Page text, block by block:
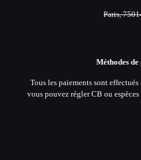
Paris,
Méthodes de
Tous les paiements sont
vous pouvez régler CB ou espèces